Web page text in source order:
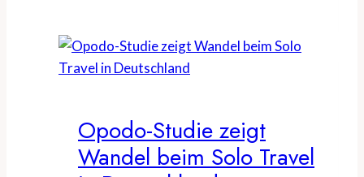
Opodo-Studie zeigt
Wandel beim Solo Travel